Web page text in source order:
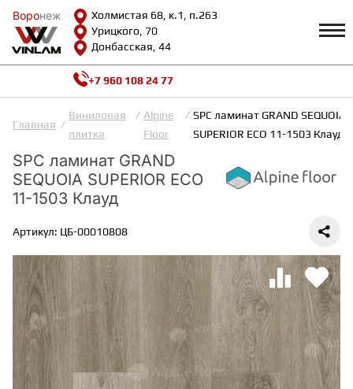
Воронеж
Холмистая 68, к.1, п.263
Урицкого, 70
Донбасская, 44
Воронеж
КАТАЛОГ Профиль
Возврат и гарантии
Сотрудничество
Вопросы и ответы
Видеообзоры
Полезная информация
Как выбрать
Калькулятор
О нас
Контакты
ВИНИЛОВАЯ ПЛИТКА
ИНЖЕНЕРНАЯ ДОСКА
ПАРКЕТНАЯ ДОСКА
ТЕРРАСНАЯ ДОСКА
+7 960 108 24 77
Главная
Виниловая
плитка
Alpine
Floor
SPC ламинат GRAND SEQUOIA
SUPERIOR ECO 11-1503 Клауд
SPC ламинат GRAND
SEQUOIA SUPERIOR ECO
11-1503 Клауд
Артикул: ЦБ-00010808